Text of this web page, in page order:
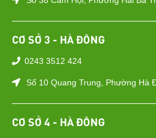
CƠ SỞ 3 - HÀ ĐÔNG
0243 3512 424
Số 10 Quang Trung, Phường Hà
CƠ SỞ 4 - HÀ ĐÔNG